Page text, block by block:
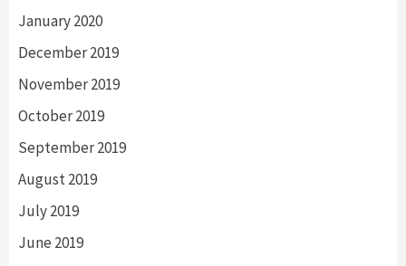
January 2020
December 2019
November 2019
October 2019
September 2019
August 2019
July 2019
June 2019